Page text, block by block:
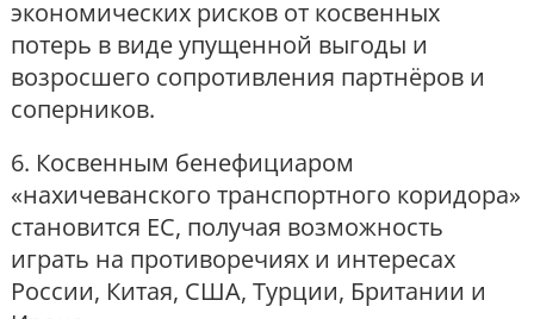
экономических рисков от косвенных
потерь в виде упущенной выгоды и
возросшего сопротивления партнёров и
соперников.
6. Косвенным бенефициаром
«нахичеванского транспортного коридора»
становится ЕС, получая возможность
играть на противоречиях и интересах
России, Китая, США, Турции, Британии и